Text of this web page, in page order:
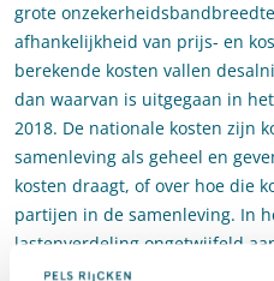
grote
afhankelijkheid van prijs- en
berekende kosten vallen
dan waarvan is uitgegaan in
2018. De nationale kosten zijn
samenleving als geheel en
kosten draagt, of over hoe die
partijen in de samenleving. In
lastenverdeling ongetwijfeld